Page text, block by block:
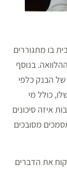
בו מתגוררים
בנוסף
של הבנק כלפי
כולל מי
איזה סיכונים
מסובכים
את הדברים